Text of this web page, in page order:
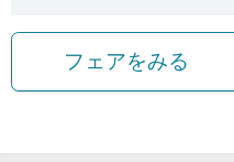
フェアをみる